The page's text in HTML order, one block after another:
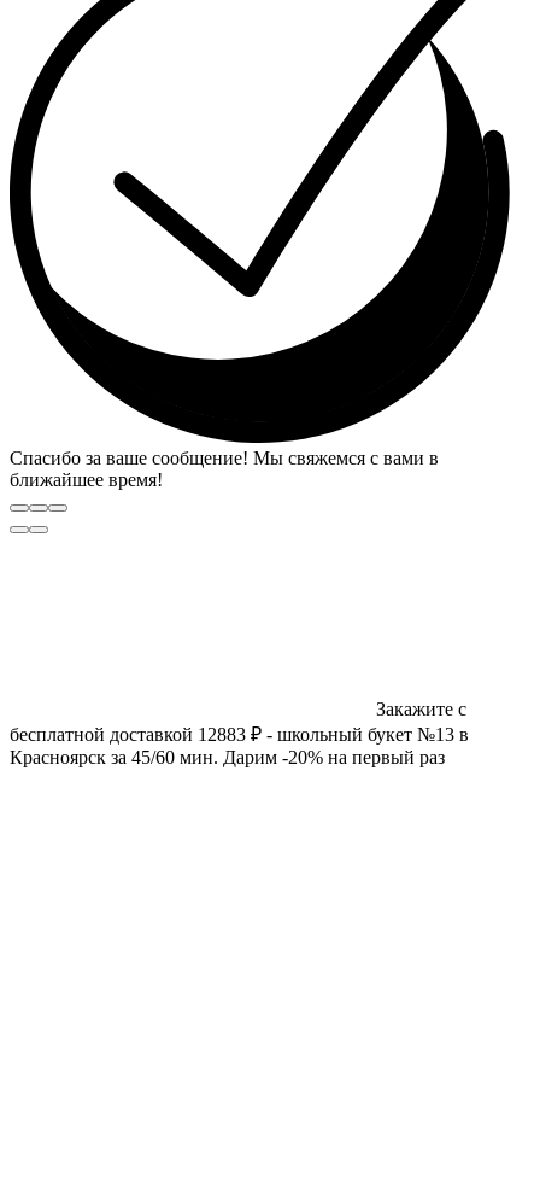
Спасибо за ваше сообщение! Мы свяжемся с вами в
ближайшее время!
Закажите с
бесплатной доставкой 12883 ₽ - школьный букет №13 в
Красноярск за 45/60 мин. Дарим -20% на первый раз